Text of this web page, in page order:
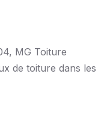
MG Toiture
de toiture dans les